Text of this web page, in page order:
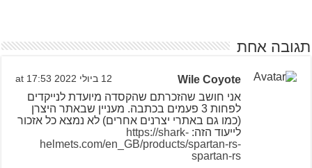
תגובה אחת
Wile Coyote 12 ביולי 2022 at 17:53
אני חושב שהזכרתם שהקסדה מיועדת לנייקדים
לפחות 3 פעמים בכתבה. מעניין שבאתר היצרן
(כמו גם באתרי יצרנים אחרים) לא נמצא כל אזכור
לייעוד הזה:https://shark-
helmets.com/en_GB/products/spartan-rs-
spartan-rs